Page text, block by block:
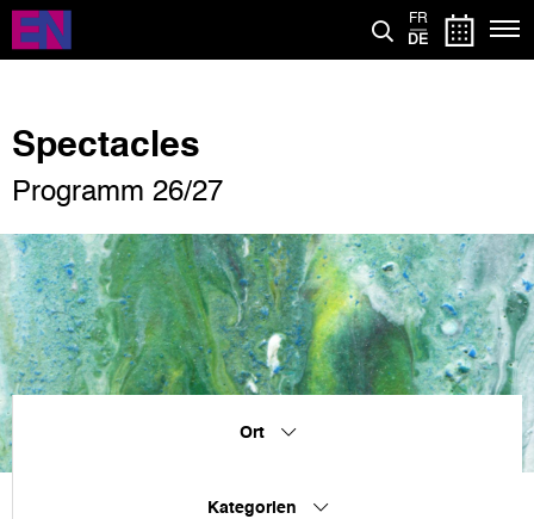
Direkt
zum
Inhalt
FR
DE
Spectacles
Programm 26/27
Ort
Kategorien